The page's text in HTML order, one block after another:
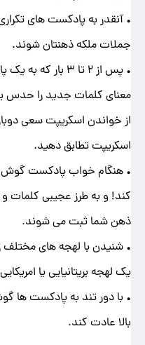
• آنقدر به پادکست های
جملات ملکه ذهنتان شوند.
• پس از 2 تا 3
معنای کلمات جدید را حدس
از خواندن اسکریپت سعی
اسکریپت تطابق دهید.
• هنگام خواب پادکست گوش
کند! و به طرز عجیبی کلمات
ذهن شما ثبت می شوند.
• شنیدن با لهجه های مختلف
یک لهجه بریتانیایی یا
• با دور تند به پادکست ها
بالا عادت کند.